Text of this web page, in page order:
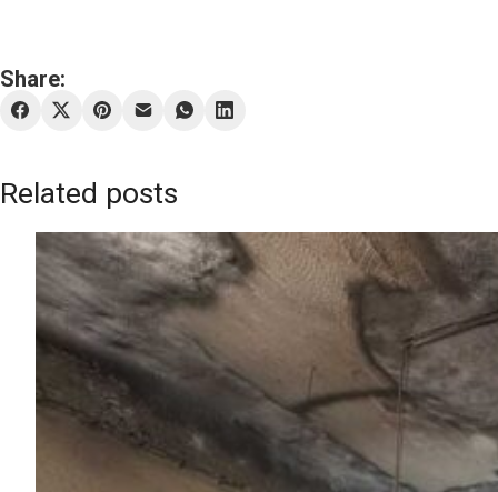
Share:
Related posts